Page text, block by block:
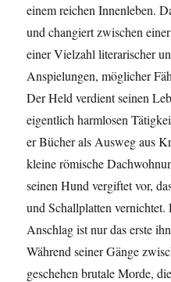
einem reichen Innenleben.
und changiert zwischen
einer Vielzahl literarischer
Anspielungen, möglicher
Der Held verdient seinen
eigentlich harmlosen
er Bücher als Ausweg aus
kleine römische
seinen Hund vergiftet vor,
und Schallplatten
Anschlag ist nur das erste
Während seiner Gänge
geschehen brutale Morde,